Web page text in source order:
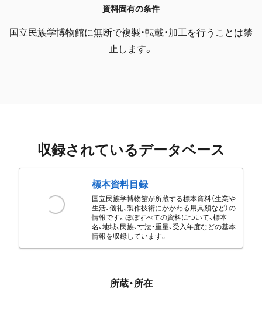
資料固有の条件
国立民族学博物館に無断で複製・転載・加工を行うことは禁
止します。
収録されているデータベース
標本資料目録
国立民族学博物館が所蔵する標本資料（生業や
生活、儀礼、製作技術にかかわる用具類など）の
情報です。ほぼすべての資料について、標本
名、地域、民族、寸法・重量、受入年度などの基本
情報を収録しています。
所蔵・所在